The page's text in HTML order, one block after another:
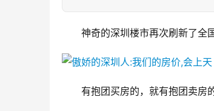
神奇的深圳楼市再次刷新了全
有抱团买房的，就有抱团卖房的